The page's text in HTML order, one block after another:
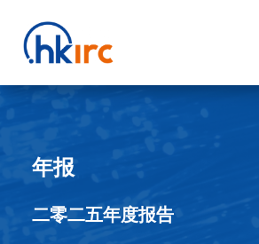
年报
二零二五年度报告